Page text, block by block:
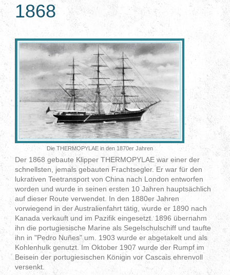
1868
Die THERMOPYLAE in den 1870er Jahren
Der 1868 gebaute Klipper THERMOPYLAE war einer der
schnellsten, jemals gebauten Frachtsegler. Er war für den
lukrativen Teetransport von China nach London entworfen
worden und wurde in seinen ersten 10 Jahren hauptsächlich
auf dieser Route verwendet. In den 1880er Jahren
vorwiegend in der Australienfahrt tätig, wurde er 1890 nach
Kanada verkauft und im Pazifik eingesetzt. 1896 übernahm
ihn die portugiesische Marine als Segelschulschiff und taufte
ihn in "Pedro Nuñes" um. 1903 wurde er abgetakelt und als
Kohlenhulk genutzt. Im Oktober 1907 wurde der Rumpf im
Beisein der portugiesischen Königin vor Cascais ehrenvoll
versenkt.